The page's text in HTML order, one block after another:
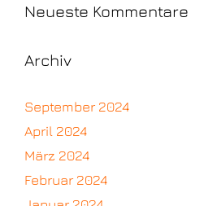
Neueste Kommentare
Archiv
September 2024
April 2024
März 2024
Februar 2024